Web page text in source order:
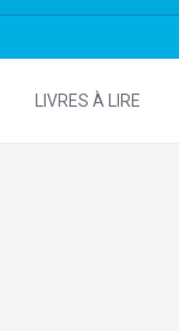
LIVRES À LIRE